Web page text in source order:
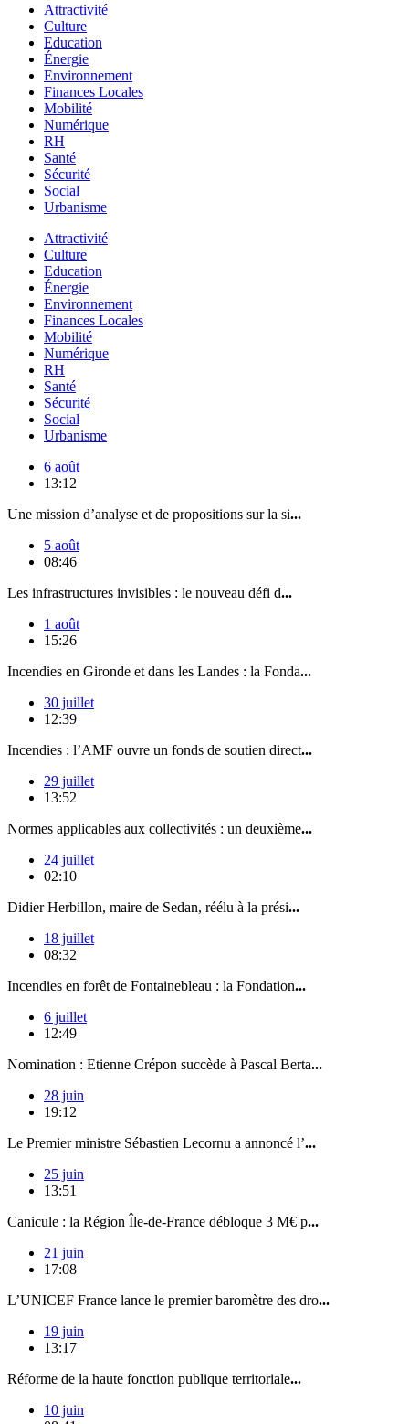
Attractivité
Culture
Education
Énergie
Environnement
Finances Locales
Mobilité
Numérique
RH
Santé
Sécurité
Social
Urbanisme
Attractivité
Culture
Education
Énergie
Environnement
Finances Locales
Mobilité
Numérique
RH
Santé
Sécurité
Social
Urbanisme
6 août
13:12
Une mission d’analyse et de propositions sur la si...
5 août
08:46
Les infrastructures invisibles : le nouveau défi d...
1 août
15:26
Incendies en Gironde et dans les Landes : la Fonda...
30 juillet
12:39
Incendies : l’AMF ouvre un fonds de soutien direct...
29 juillet
13:52
Normes applicables aux collectivités : un deuxième...
24 juillet
02:10
Didier Herbillon, maire de Sedan, réélu à la prési...
18 juillet
08:32
Incendies en forêt de Fontainebleau : la Fondation...
6 juillet
12:49
Nomination : Etienne Crépon succède à Pascal Berta...
28 juin
19:12
Le Premier ministre Sébastien Lecornu a annoncé l’...
25 juin
13:51
Canicule : la Région Île-de-France débloque 3 M€ p...
21 juin
17:08
L’UNICEF France lance le premier baromètre des dro...
19 juin
13:17
Réforme de la haute fonction publique territoriale...
10 juin